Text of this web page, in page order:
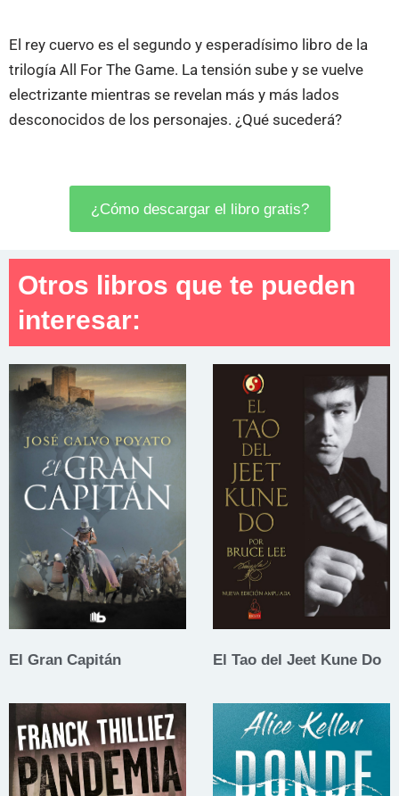
El rey cuervo es el segundo y esperadísimo libro de la
trilogía All For The Game. La tensión sube y se vuelve
electrizante mientras se revelan más y más lados
desconocidos de los personajes. ¿Qué sucederá?
¿Cómo descargar el libro gratis?
Otros libros que te pueden
interesar:
El Gran Capitán El Tao del Jeet Kune Do